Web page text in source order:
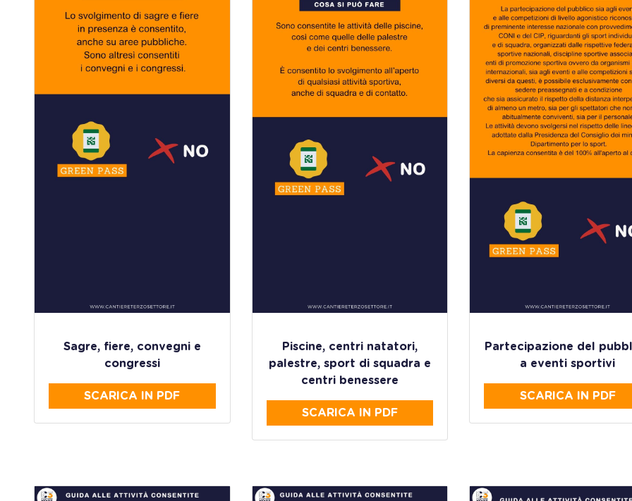
Sagre, fiere, convegni e
congressi
SCARICA IN PDF
Piscine, centri natatori,
palestre, sport di squadra e
centri benessere
SCARICA IN PDF
Partecipazione del
a eventi sportivi
SCARICA IN PDF